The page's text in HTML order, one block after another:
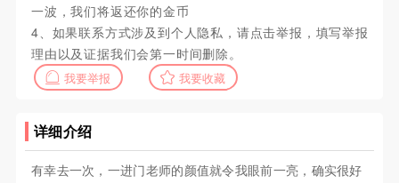
一波，我们将返还你的金币
4、如果联系方式涉及到个人隐私，请点击举报，填写举报
理由以及证据我们会第一时间删除。
我要举报 我要收藏
详细介绍
有幸去一次，一进门老师的颜值就令我眼前一亮，确实很好